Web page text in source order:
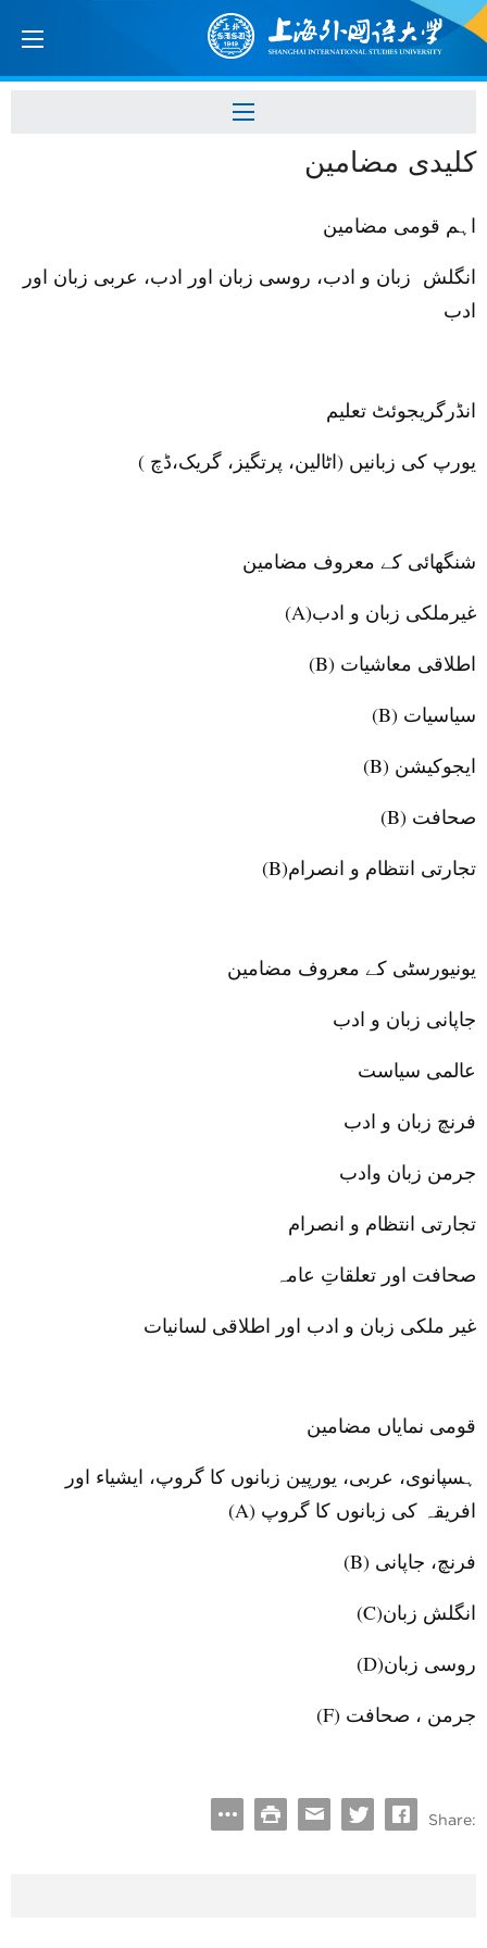
کلیدی مضامین
اہم قومی مضامین
انگلش زبان و ادب، روسی زبان اور ادب، عربی زبان اور
ادب
انڈرگریجوئٹ تعلیم
یورپ کی زبانیں (اٹالین، پرتگیز، گریک،ڈچ )
شنگھائی کے معروف مضامین
غیرملکی زبان و ادب(
A
)
اطلاقی معاشیات (B)
سیاسیات (B)
ایجوکیشن (B)
صحافت (B)
تجارتی انتظام و انصرام(B)
یونیورسٹی کے معروف مضامین
جاپانی زبان و ادب
عالمی سیاست
فرنچ زبان و ادب
جرمن زبان وادب
تجارتی انتظام و انصرام
صحافت اور تعلقاتِ عامہ
غیر ملکی زبان و ادب اور اطلاقی لسانیات
قومی نمایاں مضامین
ہسپانوی، عربی، یورپین زبانوں کا گروپ، ایشیاء اور
افریقہ کی زبانوں کا گروپ (
A
)
فرنچ، جاپانی (
B
)
انگلش زبان(
C
)
روسی زبان(
D
)
جرمن ، صحافت (
F
)
Share: